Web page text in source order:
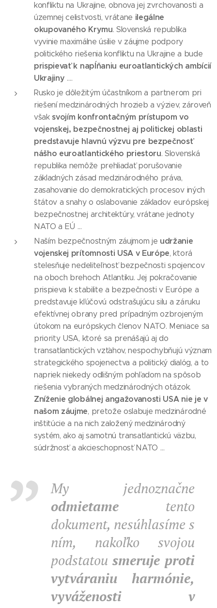
konfliktu na Ukrajine, obnova jej zvrchovanosti a
územnej celistvosti, vrátane ilegálne
okupovaného Krymu. Slovenská republika
vyvinie maximálne úsilie v záujme podpory
politického riešenia konfliktu na Ukrajine a bude
prispievať k napĺňaniu euroatlantických ambícií
Ukrajiny ….
Rusko je dôležitým účastníkom a partnerom pri
riešení medzinárodných hrozieb a výziev, zároveň
všaksvojím konfrontačným prístupom vo
vojenskej, bezpečnostnej aj politickej oblasti
predstavuje hlavnú výzvu pre bezpečnosť
nášho euroatlantického priestoru. Slovenská
republika nemôže prehliadať porušovanie
základných zásad medzinárodného práva,
zasahovanie do demokratických procesov iných
štátov a snahy o oslabovanie základov európskej
bezpečnostnej architektúry, vrátane jednoty
NATO a EÚ …
Naším bezpečnostným záujmom je udržanie
vojenskej prítomnosti USA v Európe, ktorá
stelesňuje nedeliteľnosť bezpečnosti spojencov
na oboch brehoch Atlantiku. Jej pokračovanie
prispieva k stabilite a bezpečnosti v Európe a
predstavuje kľúčovú odstrašujúcu silu a záruku
efektívnej obrany pred prípadným ozbrojeným
útokom na európskych členov NATO. Meniace sa
priority USA, ktoré sa prenášajú aj do
transatlantických vzťahov, nespochybňujú význam
strategického spojenectva a politický dialóg, a to
napriek niekedy odlišným pohľadom na spôsob
riešenia vybraných medzinárodných otázok.
Zníženie globálnej angažovanosti USA nie je v
našom záujme, pretože oslabuje medzinárodné
inštitúcie a na nich založený medzinárodný
systém, ako aj samotnú transatlantickú väzbu,
súdržnosť a akcieschopnosť NATO …
My jednoznačne
odmietame tento
dokument, nesúhlasíme s
ním, nakoľko svojou
podstatou smeruje proti
vytváraniu harmónie,
vyváženosti v